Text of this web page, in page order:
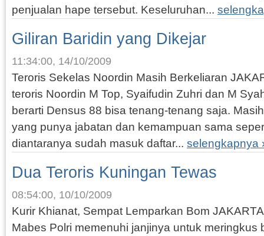
penjualan hape tersebut. Keseluruhan...
Giliran Baridin yang Dikejar
11:34:00, 14/10/2009
Teroris Sekelas Noordin Masih Berkeliaran
teroris Noordin M Top, Syaifudin Zuhri dan M
berarti Densus 88 bisa tenang-tenang saja.
yang punya jabatan dan kemampuan sama
diantaranya sudah masuk daftar... selengkapnya
Dua Teroris Kuningan Tewas
08:54:00, 10/10/2009
Kurir Khianat, Sempat Lemparkan Bom
Mabes Polri memenuhi janjinya untuk meringkus